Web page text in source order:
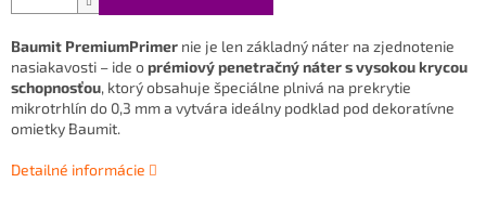
Baumit PremiumPrimer nie je len základný náter na zjednotenie
nasiakavosti – ide oprémiový penetračný náter s vysokou krycou
schopnosťou, ktorý obsahuje špeciálne plnivá na prekrytie
mikrotrhlín do 0,3 mm a vytvára ideálny podklad pod dekoratívne
omietky Baumit.
Detailné informácie